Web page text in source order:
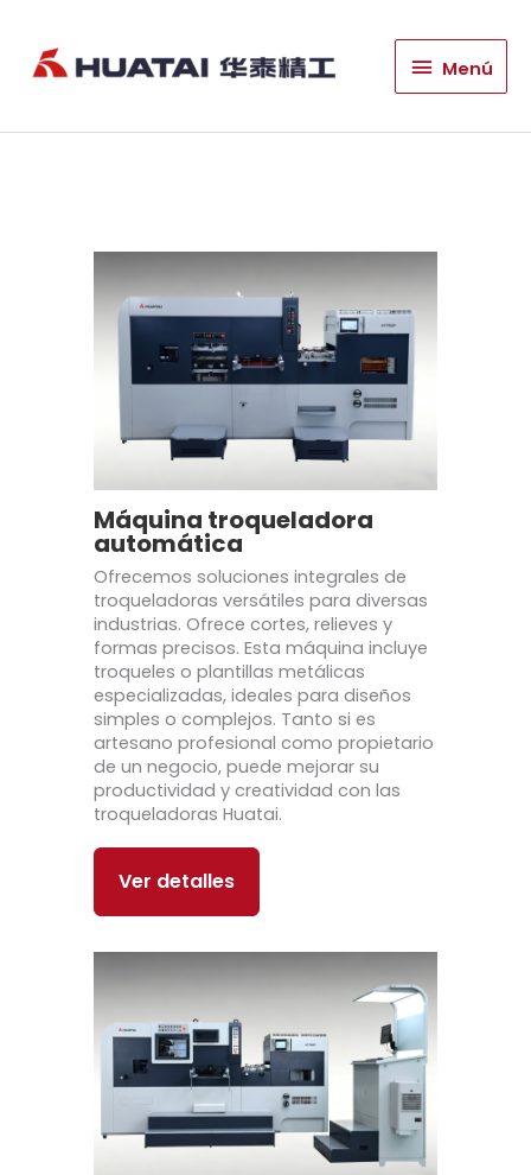
Menú
Menú
Máquina troqueladora
automática
Ofrecemos soluciones integrales de
troqueladoras versátiles para diversas
industrias. Ofrece cortes, relieves y
formas precisos. Esta máquina incluye
troqueles o plantillas metálicas
especializadas, ideales para diseños
simples o complejos. Tanto si es
artesano profesional como propietario
de un negocio, puede mejorar su
productividad y creatividad con las
troqueladoras Huatai.
Ver detalles